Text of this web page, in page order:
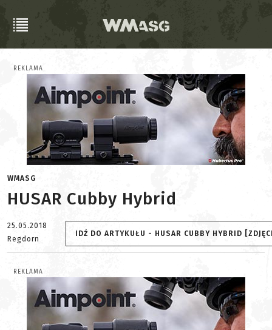
REKLAMA
WMASG
HUSAR Cubby Hybrid
25.05.2018
Regdorn
IDŹ DO ARTYKUŁU - HUSAR CUBBY HYBRID
REKLAMA